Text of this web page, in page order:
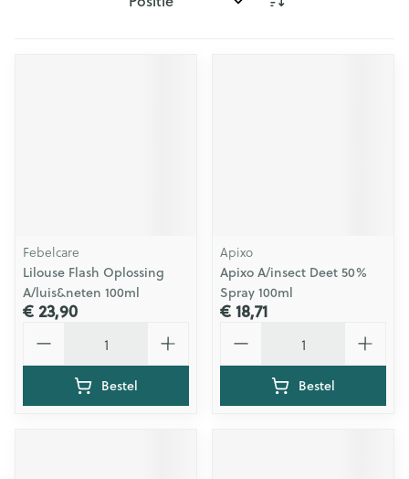
Sorteer op:
Febelcare
Lilouse Flash Oplossing
A/luis&neten 100ml
€ 23,90
Bestel
Apixo
Apixo A/insect Deet 50%
Spray 100ml
€ 18,71
Bestel